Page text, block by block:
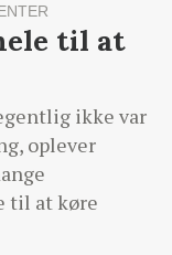
til at
ikke var
oplever
til at køre